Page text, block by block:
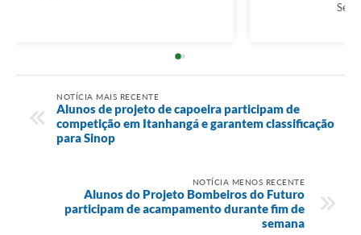
NOTÍCIA MAIS RECENTE
Alunos de projeto de capoeira participam de
competição em Itanhangá e garantem classificação
para Sinop
NOTÍCIA MENOS RECENTE
Alunos do Projeto Bombeiros do Futuro
participam de acampamento durante fim de
semana